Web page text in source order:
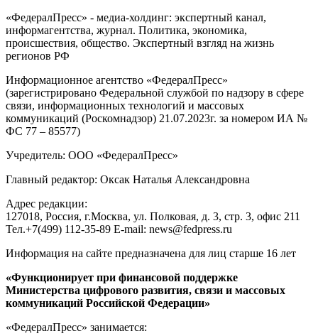
«ФедералПресс» - медиа-холдинг: экспертный канал,
информагентства, журнал. Политика, экономика,
происшествия, общество. Экспертный взгляд на жизнь
регионов РФ
Информационное агентство «ФедералПресс»
(зарегистрировано Федеральной службой по надзору в сфере
связи, информационных технологий и массовых
коммуникаций (Роскомнадзор) 21.07.2023г. за номером ИА №
ФС 77 – 85577)
Учредитель: ООО «ФедералПресс»
Главный редактор: Оксак Наталья Александровна
Адрес редакции:
127018, Россия, г.Москва, ул. Полковая, д. 3, стр. 3, офис 211
Тел.+7(499) 112-35-89 E-mail: news@fedpress.ru
Информация на сайте предназначена для лиц старше 16 лет
«Функционирует при финансовой поддержке
Министерства цифрового развития, связи и массовых
коммуникаций Российской Федерации»
«ФедералПресс» занимается: